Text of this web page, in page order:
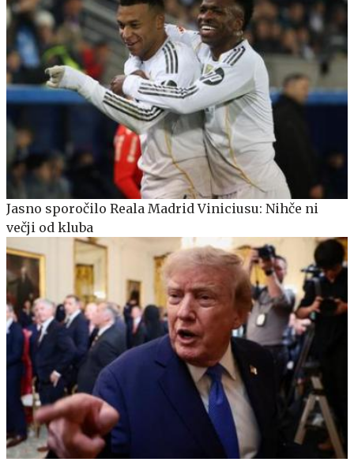
Jasno sporočilo Reala Madrid Viniciusu: Nihče ni
večji od kluba